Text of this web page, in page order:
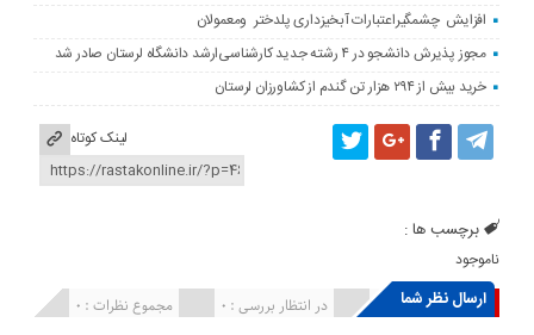
افزایش چشمگیراعتبارات آبخیزداری پلدختر ومعمولان
مجوز پذیرش دانشجو در ۴ رشته جدید کارشناسی‌ارشد دانشگاه لرستان صادر شد
خرید بیش از ۲۹۴ هزار تن گندم از کشاورزان لرستان
لینک کوتاه
برچسب ها :
ناموجود
ارسال نظر شما مجموع نظرات : 0 در انتظار بررسی : 0 انتشار یافته : ۰